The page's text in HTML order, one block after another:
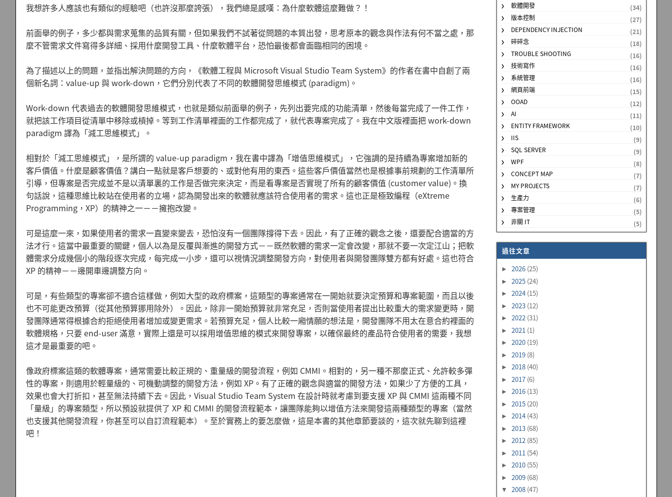
我想許多人應該也有類似的經驗吧（也許沒那麼誇張），我們總是感嘆：為什麼軟體這麼難做？！
前面舉的例子，多少都與需求蒐集的品質有關，但如果我們不試著從問題的本質出發，思考原本的觀念與作法有何不當之處，那
麼不管需求文件寫得多詳細、採用什麼開發工具、什麼軟體平台，恐怕最後都會面臨相同的困境。
為了描述以上的問題，並指出解決問題的方向，《軟體工程與 Microsoft Visual Studio Team System》的作者在書中自創了兩
個新名詞：value-up 與 work-down，它們分別代表了不同的軟體開發思維模式 (paradigm)。
Work-down 代表過去的軟體開發思維模式，也就是類似前面舉的例子，先列出要完成的功能清單，然後每當完成了一件工作，
就把該工作項目從清單中移除或槓掉。等到工作清單裡面的工作都完成了，就代表專案完成了。我在中文版裡面把 work-down
paradigm 譯為「減工思維模式」。
相對於「減工思維模式」，是所謂的 value-up paradigm，我在書中譯為「增值思維模式」，它強調的是持續為專案增加新的
客戶價值。什麼是顧客價值？講白一點就是客戶想要的、或對他有用的東西。這些客戶價值當然也是根據事前規劃的工作清單所
引導，但專案是否完成並不是以清單裏的工作是否做完來決定，而是看專案是否實現了所有的顧客價值 (customer value)。換
句話說，這種思維比較站在使用者的立場，認為開發出來的軟體就應該符合使用者的需求。這也正是極致編程（eXtreme
Programming，XP）的精神之一－－擁抱改變。
可是這麼一來，如果使用者的需求一直變來變去，恐怕沒有一個團隊撐得下去。因此，有了正確的觀念之後，還要配合適當的方
法才行。這當中最重要的關鍵，個人以為是反覆與漸進的開發方式－－既然軟體的需求一定會改變，那就不要一次定江山；把軟
體需求分成幾個小的階段逐次完成，每完成一小步，還可以視情況調整開發方向，對使用者與開發團隊雙方都有好處。這也符合
XP 的精神－－邊開車邊調整方向。
可是，有些類型的專案卻不適合這樣做，例如大型的政府標案，這類型的專案通常在一開始就要決定預算和專案範圍，而且以後
也不可能更改預算（從其他預算挪用除外）。因此，除非一開始預算就非常充足，否則當使用者提出比較重大的需求變更時，開
發團隊通常得根據合約拒絕使用者增加或變更需求。若預算充足，個人比較一廂情願的想法是，開發團隊不用太在意合約裡面的
軟體規格，只要 end-user 滿意，實際上還是可以採用增值思維的模式來開發專案，以確保最終的產品符合使用者的需要，我想
這才是最重要的吧。
像政府標案這類的軟體專案，通常需要比較正規的、重量級的開發流程，例如 CMMI。相對的，另一種不那麼正式、允許較多彈
性的專案，則適用於輕量級的、可機動調整的開發方法，例如 XP。有了正確的觀念與適當的開發方法，如果少了方便的工具，
效果也會大打折扣，甚至無法持續下去。因此，Visual Studio Team System 在設計時就考慮到要支援 XP 與 CMMI 這兩種不同
「量級」的專案類型，所以預設就提供了 XP 和 CMMI 的開發流程範本，讓團隊能夠以增值方法來開發這兩種類型的專案（當然
也支援其他開發流程，你甚至可以自訂流程範本）。至於實務上的要怎麼做，這是本書的其他章節要談的，這次就先聊到這裡
吧！
軟體開發
(34)
版本控制
(27)
DEPENDENCY INJECTION
(21)
碎碎念
(18)
TROUBLE SHOOTING
(16)
技術寫作
(16)
系統管理
(16)
網頁前端
(15)
OOAD
(12)
AI
(11)
ENTITY FRAMEWORK
(10)
IIS
(9)
SQL SERVER
(9)
WPF
(8)
CONCEPT MAP
(7)
MY PROJECTS
(7)
生產力
(6)
專案管理
(5)
非關 IT
(5)
過往文章
► 2026 (25)
► 2025 (24)
► 2024 (15)
► 2023 (12)
► 2022 (31)
► 2021 (1)
► 2020 (19)
► 2019 (8)
► 2018 (40)
► 2017 (6)
► 2016 (13)
► 2015 (20)
► 2014 (43)
► 2013 (68)
► 2012 (85)
► 2011 (54)
► 2010 (55)
► 2009 (68)
▼ 2008 (47)